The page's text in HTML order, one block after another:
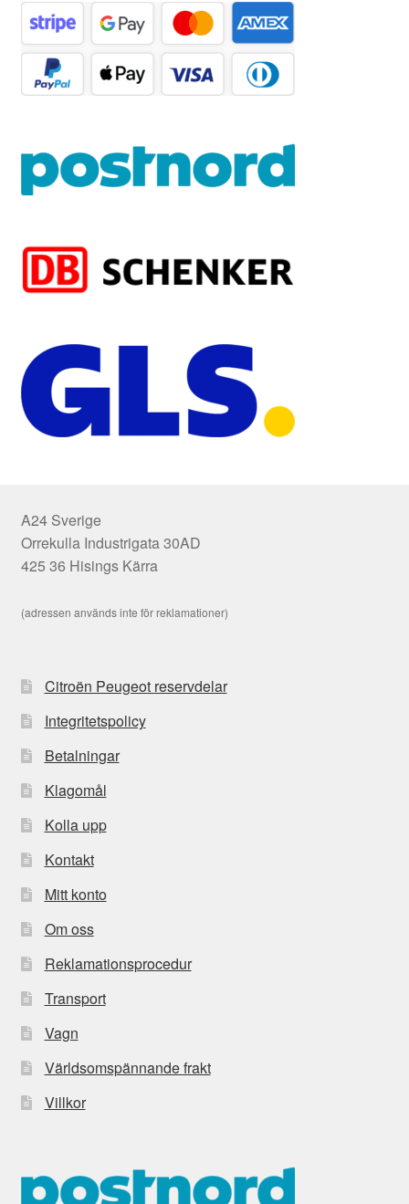
A24 Sverige
Orrekulla Industrigata 30AD
425 36 Hisings Kärra
(adressen används inte för reklamationer)
Citroën Peugeot reservdelar
Integritetspolicy
Betalningar
Klagomål
Kolla upp
Kontakt
Mitt konto
Om oss
Reklamationsprocedur
Transport
Vagn
Världsomspännande frakt
Villkor